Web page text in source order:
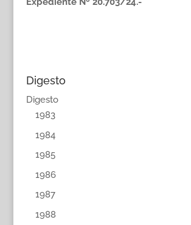
Digesto
Digesto
1983
1984
1985
1986
1987
1988